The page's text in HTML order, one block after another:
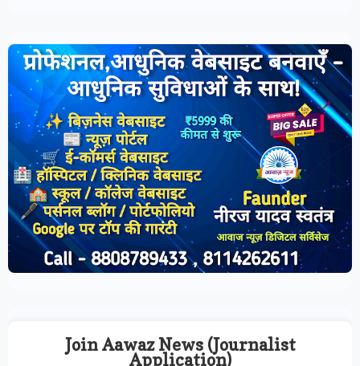
Join Aawaz News (Journalist
Application)